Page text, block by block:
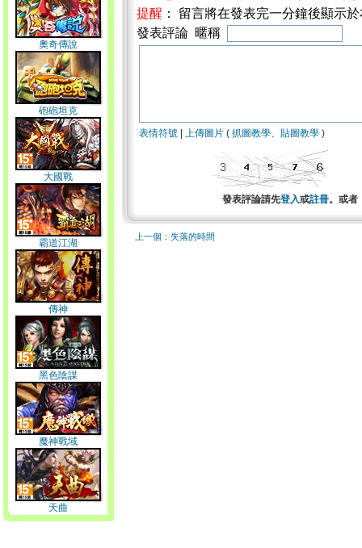
奧奇傳說
砲砲坦克
大國戰
霸道江湖
傳神
黑色陰謀
魔神戰域
天曲
提醒 ： 留言將在發表完一分鐘後顯示
發表評論 暱稱
表情符號 上傳圖片 ( 抓圖教學、 貼圖教學 )
發表評論請先登入或註冊。或者
上一個：失落的時間